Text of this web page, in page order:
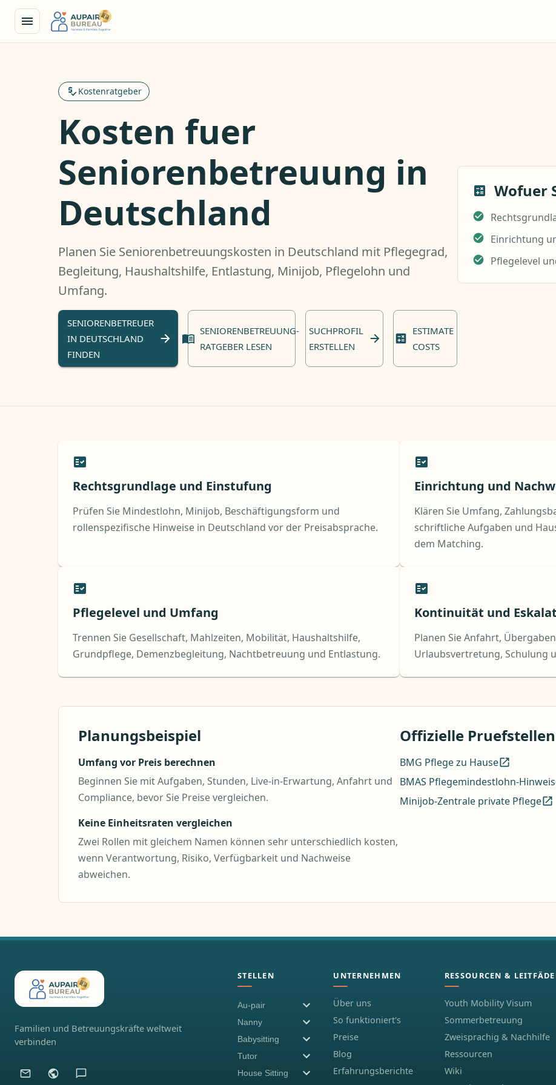
Kostenratgeber
Kosten fuer
Seniorenbetreuung in
Deutschland
Planen Sie Seniorenbetreuungskosten in Deutschland mit Pflegegrad,
Begleitung, Haushaltshilfe, Entlastung, Minijob, Pflegelohn und
Umfang.
SENIORENBETREUER
IN DEUTSCHLAND
FINDEN
SENIORENBETREUUNG-
RATGEBER LESEN
SUCHPROFIL
ERSTELLEN
ESTIMATE
COSTS
Wofuer
Einrichtung
Pflegelevel
Rechtsgrundlage und Einstufung
Prüfen Sie Mindestlohn, Minijob, Beschäftigungsform und
rollenspezifische Hinweise in Deutschland vor der Preisabsprache.
Einrichtung und
Klären Sie Umfang,
schriftliche Aufgaben und
dem Matching.
Pflegelevel und Umfang
Trennen Sie Gesellschaft, Mahlzeiten, Mobilität, Haushaltshilfe,
Grundpflege, Demenzbegleitung, Nachtbetreuung und Entlastung.
Kontinuität und
Planen Sie Anfahrt,
Urlaubsvertretung, Schulung
Planungsbeispiel
Umfang vor Preis berechnen
Beginnen Sie mit Aufgaben, Stunden, Live-in-Erwartung, Anfahrt und
Compliance, bevor Sie Preise vergleichen.
Keine Einheitsraten vergleichen
Zwei Rollen mit gleichem Namen können sehr unterschiedlich kosten,
wenn Verantwortung, Risiko, Verfügbarkeit und Nachweise
abweichen.
Offizielle Pruefstellen
BMG Pflege zu Hause
BMAS Pflegemindestlohn-
Minijob-Zentrale private Pflege
Familien und Betreuungskräfte weltweit
verbinden
STELLEN
Au-pair
Nanny
Babysitting
Tutor
House Sitting
UNTERNEHMEN
Über uns
So funktioniert's
Preise
Blog
Erfahrungsberichte
RESSOURCEN &
Youth Mobility Visum
Sommerbetreuung
Zweisprachig & Nachhilfe
Ressourcen
Wiki